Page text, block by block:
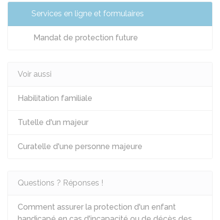
Services en ligne et formulaires
Mandat de protection future
Voir aussi
Habilitation familiale
Tutelle d'un majeur
Curatelle d'une personne majeure
Questions ? Réponses !
Comment assurer la protection d'un enfant